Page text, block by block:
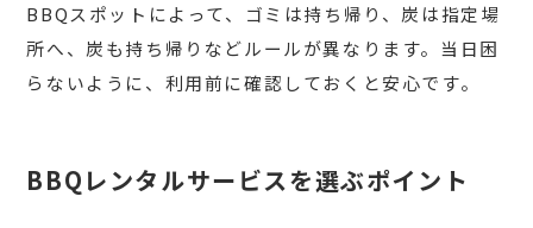
BBQスポットによって、ゴミは持ち帰り、炭は指定場
所へ、炭も持ち帰りなどルールが異なります。当日困
らないように、利用前に確認しておくと安心です。
BBQレンタルサービスを選ぶポイント